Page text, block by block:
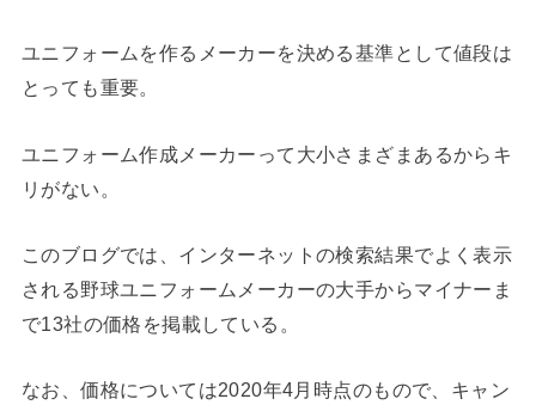
ユニフォームを作るメーカーを決める基準として値段は
とっても重要。
ユニフォーム作成メーカーって大小さまざまあるからキ
リがない。
このブログでは、インターネットの検索結果でよく表示
される野球ユニフォームメーカーの大手からマイナーま
で13社の価格を掲載している。
なお、価格については2020年4月時点のもので、キャン